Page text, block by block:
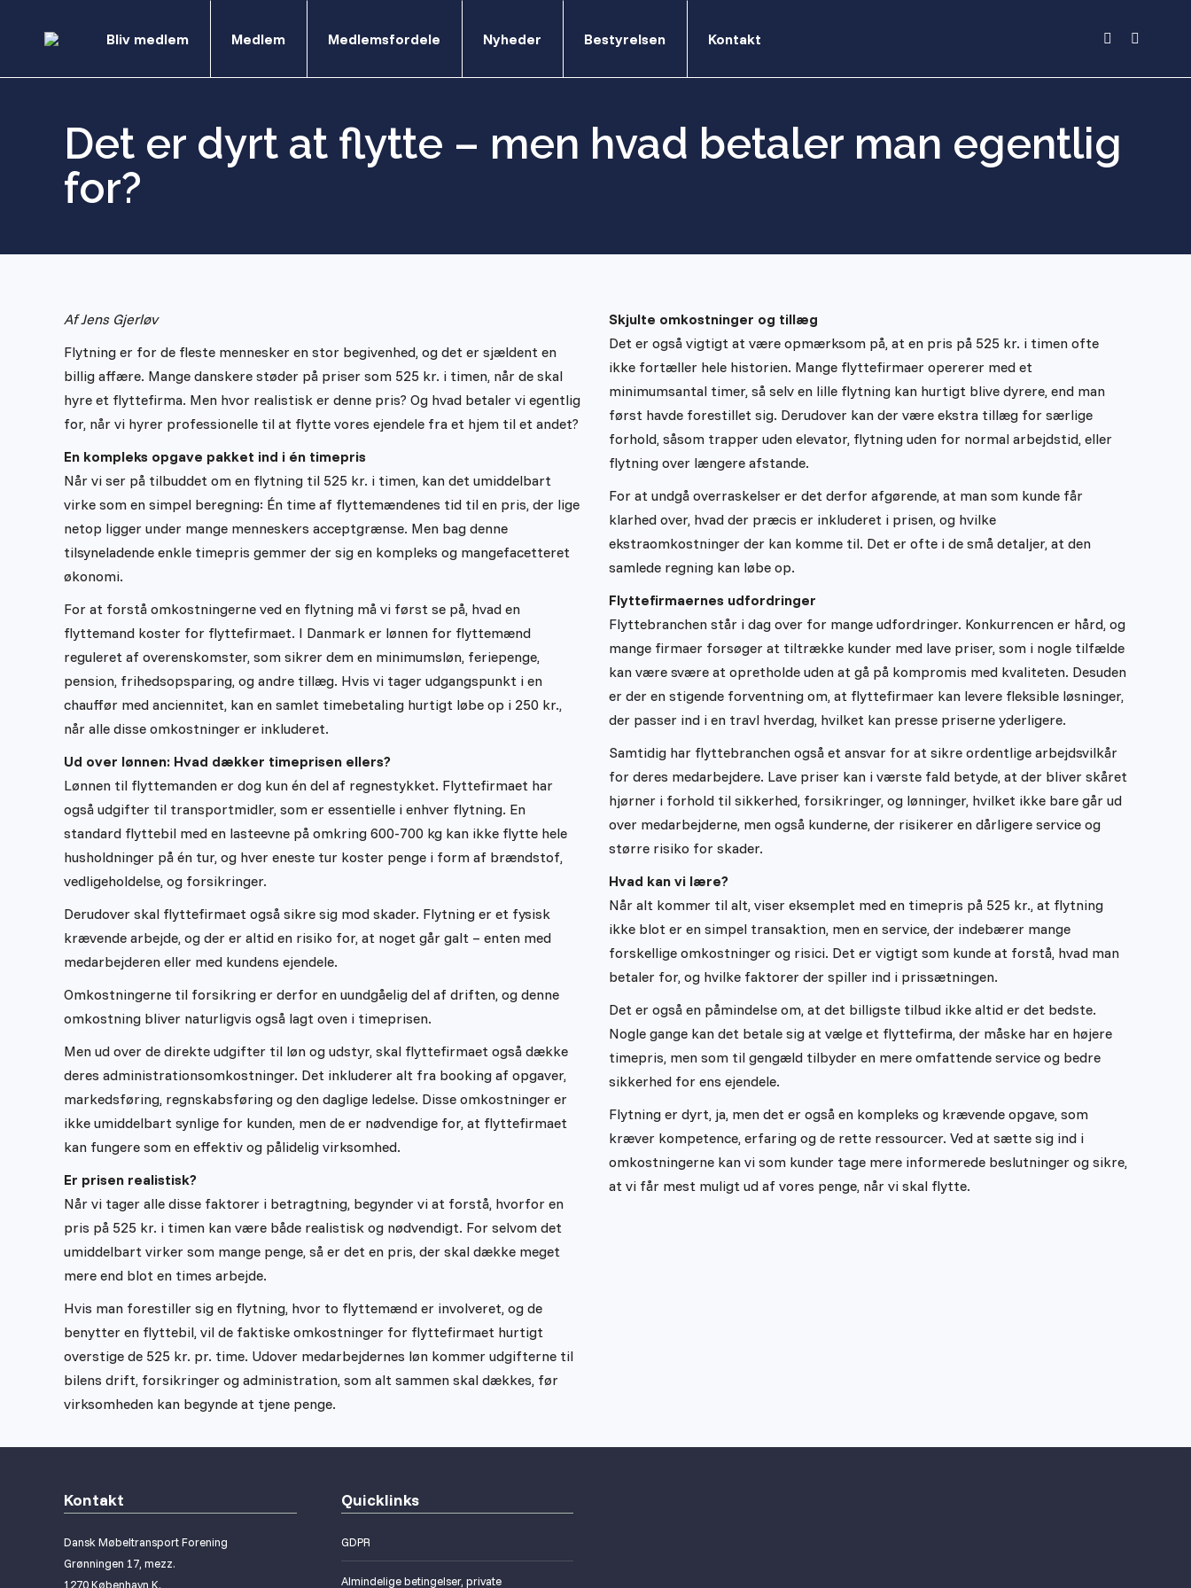
Bliv medlem Medlem Medlemsfordele Nyheder Bestyrelsen Kontakt
page
new
window
page
Det er dyrt at flytte – men hvad betaler man egentlig
for?
Af Jens Gjerløv
Flytning er for de fleste mennesker en stor begivenhed, og det er sjældent en
billig affære. Mange danskere støder på priser som 525 kr. i timen, når de skal
hyre et flyttefirma. Men hvor realistisk er denne pris? Og hvad betaler vi egentlig
for, når vi hyrer professionelle til at flytte vores ejendele fra et hjem til et andet?
En kompleks opgave pakket ind i én timepris
Når vi ser på tilbuddet om en flytning til 525 kr. i timen, kan det umiddelbart
virke som en simpel beregning: Én time af flyttemændenes tid til en pris, der lige
netop ligger under mange menneskers acceptgrænse. Men bag denne
tilsyneladende enkle timepris gemmer der sig en kompleks og mangefacetteret
økonomi.
For at forstå omkostningerne ved en flytning må vi først se på, hvad en
flyttemand koster for flyttefirmaet. I Danmark er lønnen for flyttemænd
reguleret af overenskomster, som sikrer dem en minimumsløn, feriepenge,
pension, frihedsopsparing, og andre tillæg. Hvis vi tager udgangspunkt i en
chauffør med anciennitet, kan en samlet timebetaling hurtigt løbe op i 250 kr.,
når alle disse omkostninger er inkluderet.
Ud over lønnen: Hvad dækker timeprisen ellers?
Lønnen til flyttemanden er dog kun én del af regnestykket. Flyttefirmaet har
også udgifter til transportmidler, som er essentielle i enhver flytning. En
standard flyttebil med en lasteevne på omkring 600-700 kg kan ikke flytte hele
husholdninger på én tur, og hver eneste tur koster penge i form af brændstof,
vedligeholdelse, og forsikringer.
Derudover skal flyttefirmaet også sikre sig mod skader. Flytning er et fysisk
krævende arbejde, og der er altid en risiko for, at noget går galt – enten med
medarbejderen eller med kundens ejendele.
Omkostningerne til forsikring er derfor en uundgåelig del af driften, og denne
omkostning bliver naturligvis også lagt oven i timeprisen.
Men ud over de direkte udgifter til løn og udstyr, skal flyttefirmaet også dække
deres administrationsomkostninger. Det inkluderer alt fra booking af opgaver,
markedsføring, regnskabsføring og den daglige ledelse. Disse omkostninger er
ikke umiddelbart synlige for kunden, men de er nødvendige for, at flyttefirmaet
kan fungere som en effektiv og pålidelig virksomhed.
Er prisen realistisk?
Når vi tager alle disse faktorer i betragtning, begynder vi at forstå, hvorfor en
pris på 525 kr. i timen kan være både realistisk og nødvendigt. For selvom det
umiddelbart virker som mange penge, så er det en pris, der skal dække meget
mere end blot en times arbejde.
Hvis man forestiller sig en flytning, hvor to flyttemænd er involveret, og de
benytter en flyttebil, vil de faktiske omkostninger for flyttefirmaet hurtigt
overstige de 525 kr. pr. time. Udover medarbejdernes løn kommer udgifterne til
bilens drift, forsikringer og administration, som alt sammen skal dækkes, før
virksomheden kan begynde at tjene penge.
Skjulte omkostninger og tillæg
Det er også vigtigt at være opmærksom på, at en pris på 525 kr. i timen ofte
ikke fortæller hele historien. Mange flyttefirmaer opererer med et
minimumsantal timer, så selv en lille flytning kan hurtigt blive dyrere, end man
først havde forestillet sig. Derudover kan der være ekstra tillæg for særlige
forhold, såsom trapper uden elevator, flytning uden for normal arbejdstid, eller
flytning over længere afstande.
For at undgå overraskelser er det derfor afgørende, at man som kunde får
klarhed over, hvad der præcis er inkluderet i prisen, og hvilke
ekstraomkostninger der kan komme til. Det er ofte i de små detaljer, at den
samlede regning kan løbe op.
Flyttefirmaernes udfordringer
Flyttebranchen står i dag over for mange udfordringer. Konkurrencen er hård, og
mange firmaer forsøger at tiltrække kunder med lave priser, som i nogle tilfælde
kan være svære at opretholde uden at gå på kompromis med kvaliteten. Desuden
er der en stigende forventning om, at flyttefirmaer kan levere fleksible løsninger,
der passer ind i en travl hverdag, hvilket kan presse priserne yderligere.
Samtidig har flyttebranchen også et ansvar for at sikre ordentlige arbejdsvilkår
for deres medarbejdere. Lave priser kan i værste fald betyde, at der bliver skåret
hjørner i forhold til sikkerhed, forsikringer, og lønninger, hvilket ikke bare går ud
over medarbejderne, men også kunderne, der risikerer en dårligere service og
større risiko for skader.
Hvad kan vi lære?
Når alt kommer til alt, viser eksemplet med en timepris på 525 kr., at flytning
ikke blot er en simpel transaktion, men en service, der indebærer mange
forskellige omkostninger og risici. Det er vigtigt som kunde at forstå, hvad man
betaler for, og hvilke faktorer der spiller ind i prissætningen.
Det er også en påmindelse om, at det billigste tilbud ikke altid er det bedste.
Nogle gange kan det betale sig at vælge et flyttefirma, der måske har en højere
timepris, men som til gengæld tilbyder en mere omfattende service og bedre
sikkerhed for ens ejendele.
Flytning er dyrt, ja, men det er også en kompleks og krævende opgave, som
kræver kompetence, erfaring og de rette ressourcer. Ved at sætte sig ind i
omkostningerne kan vi som kunder tage mere informerede beslutninger og sikre,
at vi får mest muligt ud af vores penge, når vi skal flytte.
Kontakt
Dansk Møbeltransport Forening
Grønningen 17, mezz.
1270 København K.
Quicklinks
GDPR
Almindelige betingelser, private